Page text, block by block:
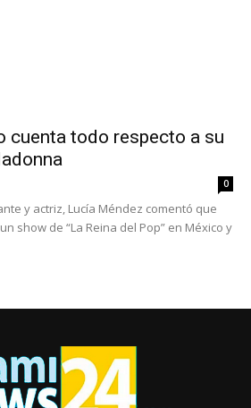
cuenta todo respecto a su
0
y actriz, Lucía Méndez comentó que
show de “La Reina del Pop” en México y